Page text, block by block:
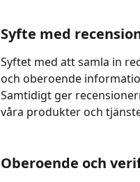
Syfte med
Syftet med att samla in
och oberoende
Samtidigt ger
våra produkter och
Oberoende och